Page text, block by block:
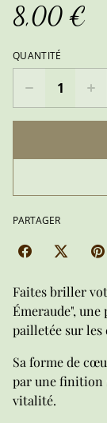
8,00 €
QUANTITÉ
PARTAGER
Faites briller
Émeraude",
pailletée sur les
Sa forme de
par une finition
vitalité.